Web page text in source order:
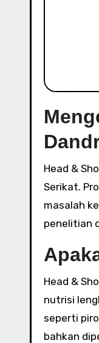
Head & Shoulders telah mengukuhkan posisinya sebagai brand shampoo anti ketombe nomor satu di Amerika
Serikat.
masalah
penelitian
Head &
nutrisi
seperti
bahkan